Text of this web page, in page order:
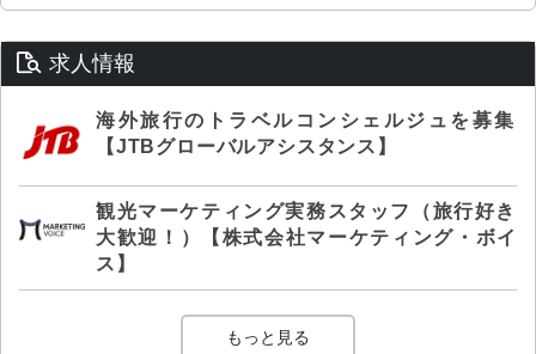
求人情報
海外旅行のトラベルコンシェルジュを募集
【JTBグローバルアシスタンス】
観光マーケティング実務スタッフ（旅行好き
大歓迎！）【株式会社マーケティング・ボイ
ス】
もっと見る